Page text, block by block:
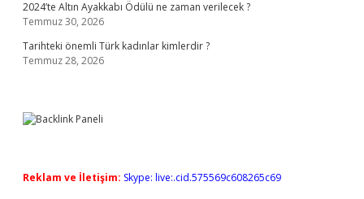
2024’te Altın Ayakkabı Ödülü ne zaman verilecek ?
Temmuz 30, 2026
Tarihteki önemli Türk kadınlar kimlerdir ?
Temmuz 28, 2026
Reklam ve İletişim: Skype: live:.cid.575569c608265c69